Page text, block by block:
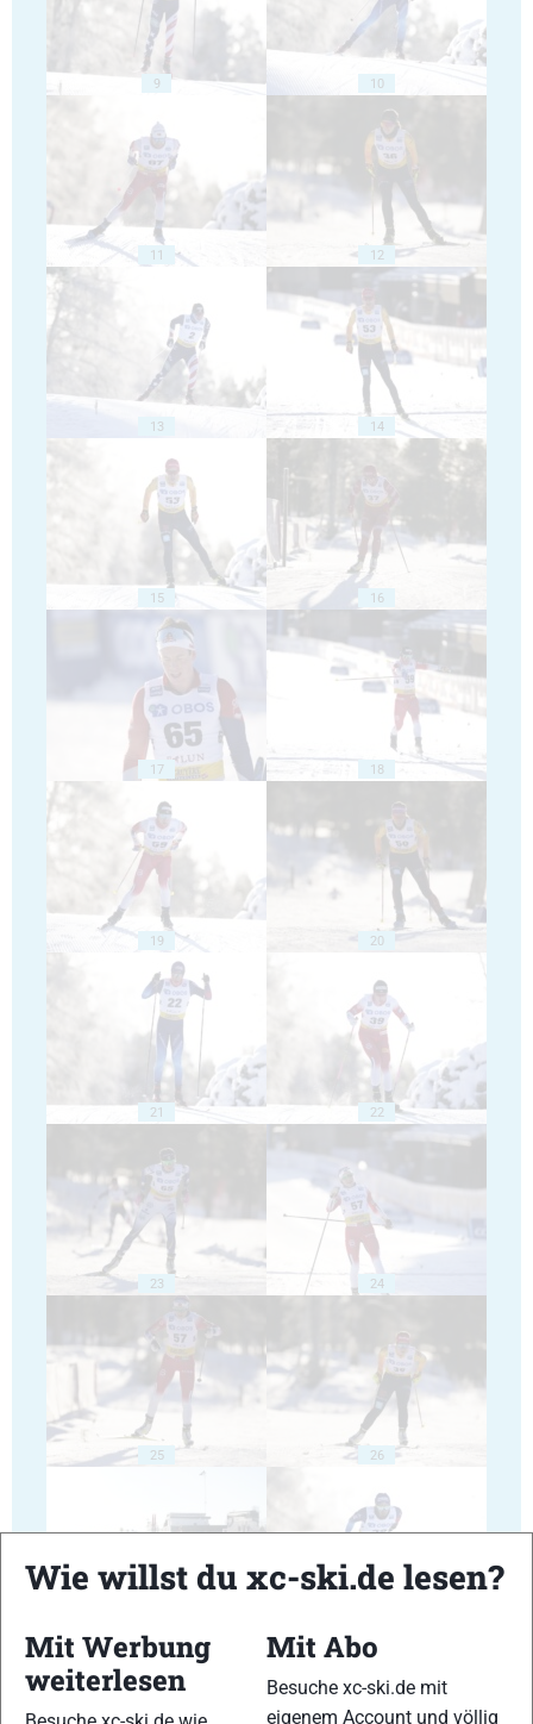
9 10
11 12
13 14
15 16
17 18
19 20
21 22
23 24
25 26
Wie willst du xc-ski.de lesen?
Mit Werbung
weiterlesen
Mit Abo
Besuche xc-ski.de mit
eigenem Account und völlig